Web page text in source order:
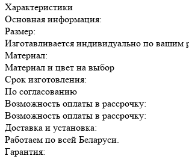
Характеристики
Основная информация:
Размер:
Изготавливается индивидуально по вашим
Материал:
Материал и цвет на выбор
Срок изготовления:
По согласованию
Возможность оплаты в рассрочку:
Возможность оплаты в рассрочку:
Доставка и установка:
Работаем по всей Беларуси.
Гарантия: